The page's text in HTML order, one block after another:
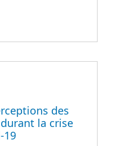
des
la crise
19